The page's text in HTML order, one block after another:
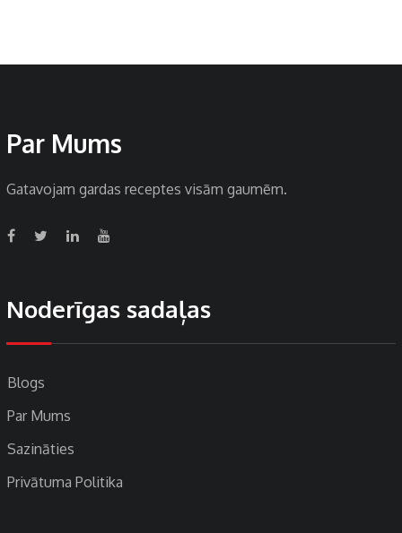
Par Mums
Gatavojam gardas receptes visām gaumēm.
Noderīgas sadaļas
Blogs
Par Mums
Sazināties
Privātuma Politika